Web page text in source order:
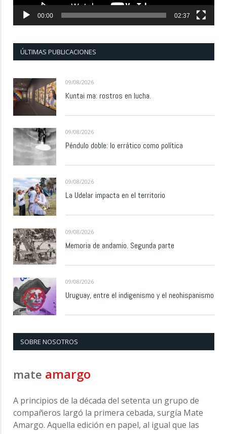
00:00 02:37
ÚLTIMAS PUBLICACIONES
09/08/2026
Kuntai ma: rostros en lucha.
09/08/2026
Péndulo doble: lo errático como política
09/08/2026
La Udelar impacta en el territorio
09/08/2026
Memoria de andamio. Segunda parte
09/08/2026
Uruguay, entre el indigenismo y el neohispanismo
SOBRE NOSOTROS
mate amargo
A principios de la década del setenta un grupo de
compañeros largó la primera cebada, surgía Mate
Amargo. Aquella edición en papel, al igual que las